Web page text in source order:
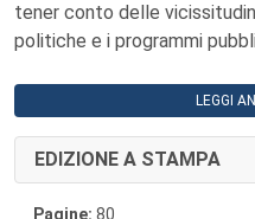
tener conto delle
politiche e i programmi
LEGGI
EDIZIONE A STAMPA
Pagine: 80